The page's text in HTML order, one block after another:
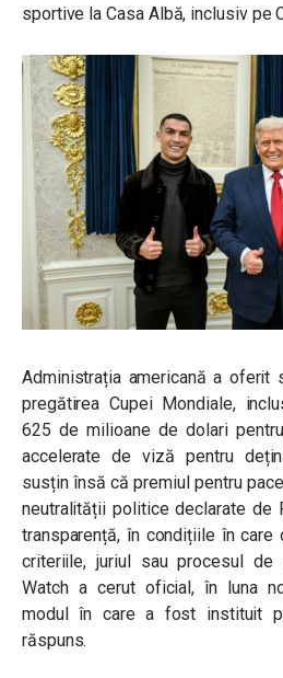
sportive la Casa Albă, inclusiv pe
Administrația americană a oferit
pregătirea Cupei Mondiale,
625 de milioane de dolari
accelerate de viză pentru
susțin însă că premiul pentru
neutralității politice declarate de
transparență, în condițiile în care
criteriile, juriul sau procesul de
Watch a cerut oficial, în luna
modul în care a fost instituit
răspuns.